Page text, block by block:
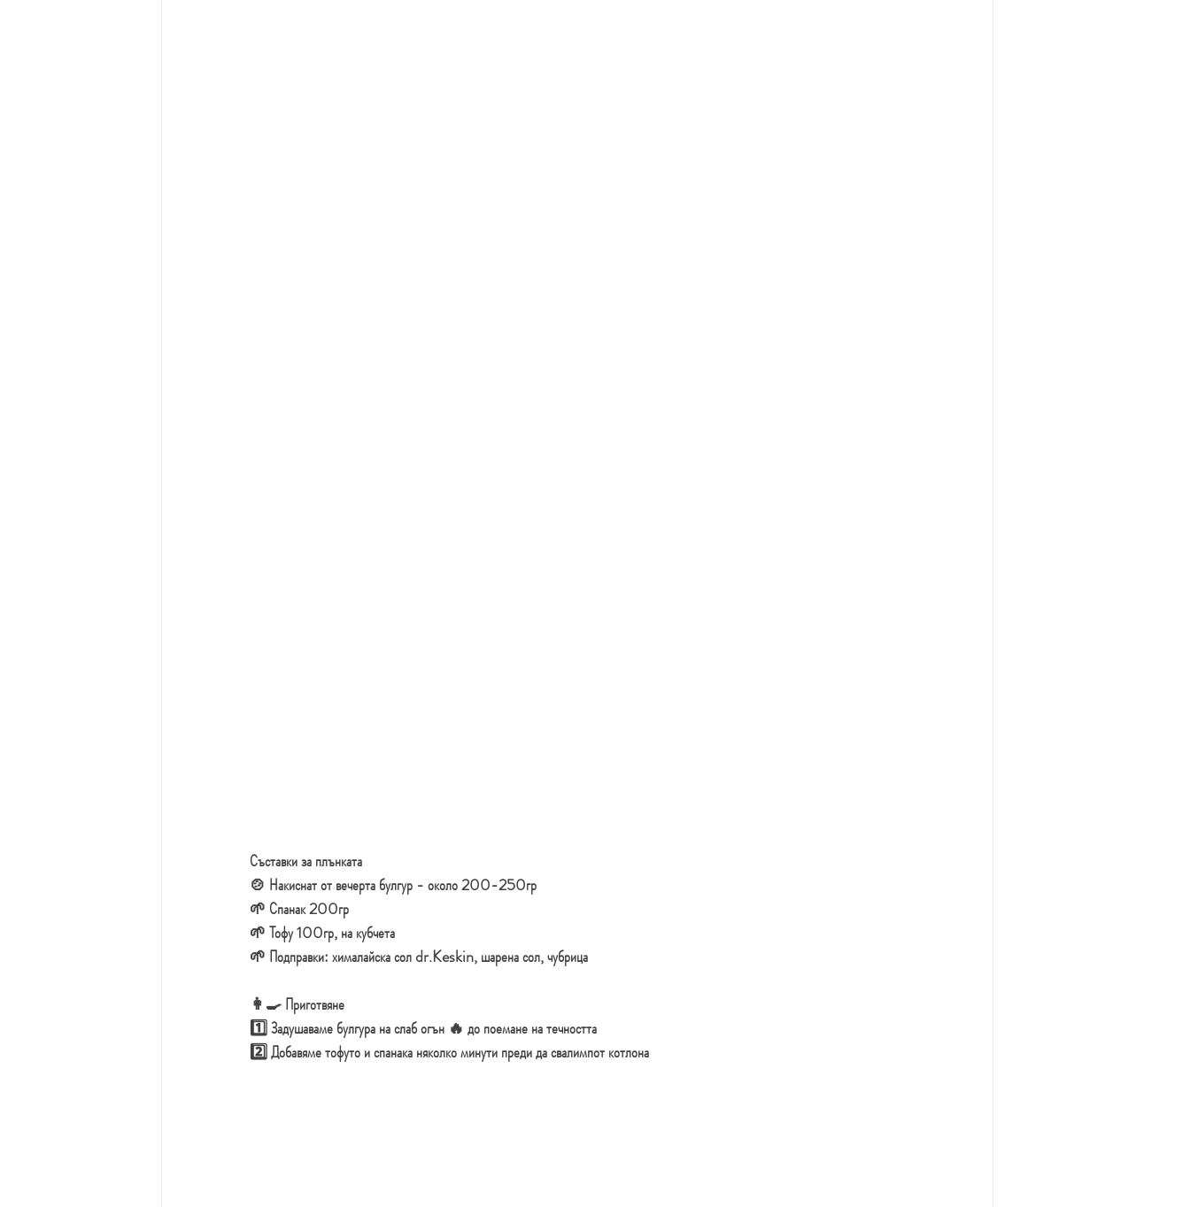
Съставки за плънката
🍲 Накиснат от вечерта булгур - около 200-250гр
🌱 Спанак 200гр
🌱 Тофу 100гр, на кубчета
🌱 Подправки: хималайска сол dr.Keskin, шарена сол, чубрица
👩‍🍳 Приготвяне
1️⃣ Задушаваме булгура на слаб огън 🔥 до поемане на течността
2️⃣ Добавяме тофуто и спанака няколко минути преди да свалимпот котлона